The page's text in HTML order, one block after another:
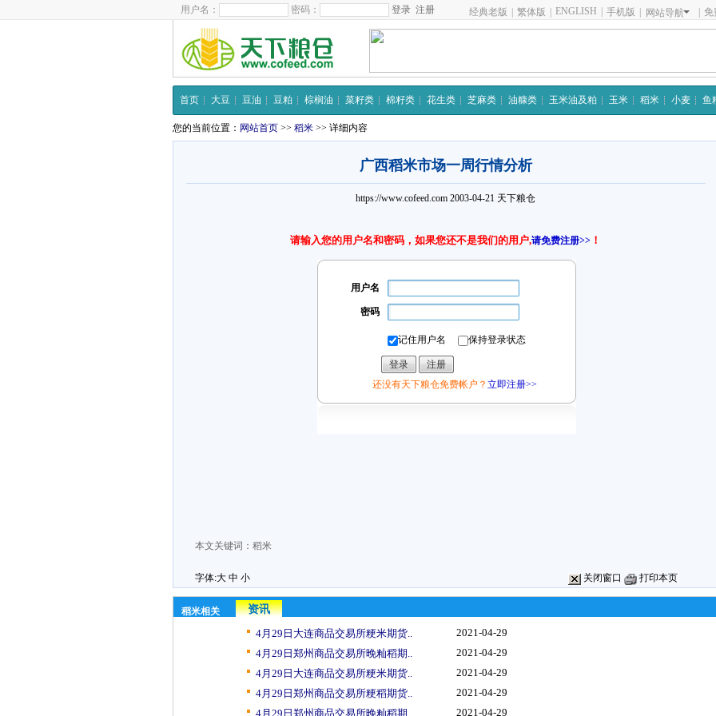
用户名： 密码： 注册 经典老版 繁体版 ENGLISH 手机版 网站导航 免
首页 大豆 豆油 豆粕 棕榈油 菜籽类 棉籽类 花生类 芝麻类 油糠类 玉米油及粕 玉米 稻米 小麦 鱼
您的当前位置： 网站首页 >> 稻米 >> 详细内容
广西稻米市场一周行情分析
https://www.cofeed.com 2003-04-21 天下粮仓
请输入您的用户名和密码，如果您还不是我们的用户,请免费注册>> ！
用户名
密码
记住用户名 保持登录状态
还没有天下粮仓免费帐户？ 立即注册>>
本文关键词： 稻米
字体:大 中 小 关闭窗口 打印本页
稻米相关
资讯
4月29日大连商品交易所粳米期货..
2021-04-29
4月29日郑州商品交易所晚籼稻期..
2021-04-29
4月29日大连商品交易所粳米期货..
2021-04-29
4月29日郑州商品交易所粳稻期货..
2021-04-29
4月29日郑州商品交易所晚籼稻期..
2021-04-29